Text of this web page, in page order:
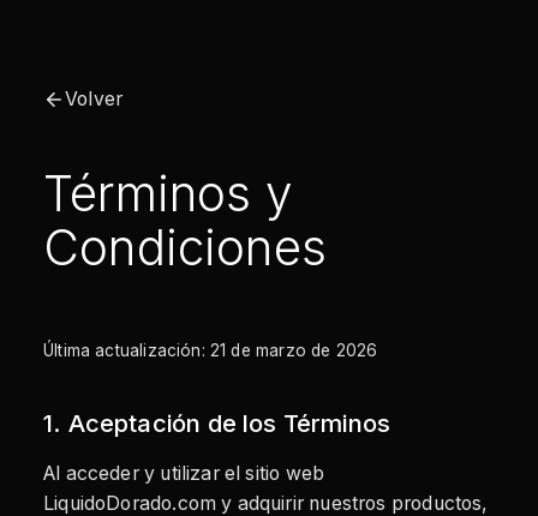
Volver
Términos y
Condiciones
Última actualización: 21 de marzo de 2026
1. Aceptación de los Términos
Al acceder y utilizar el sitio web
LiquidoDorado.com y adquirir nuestros productos,